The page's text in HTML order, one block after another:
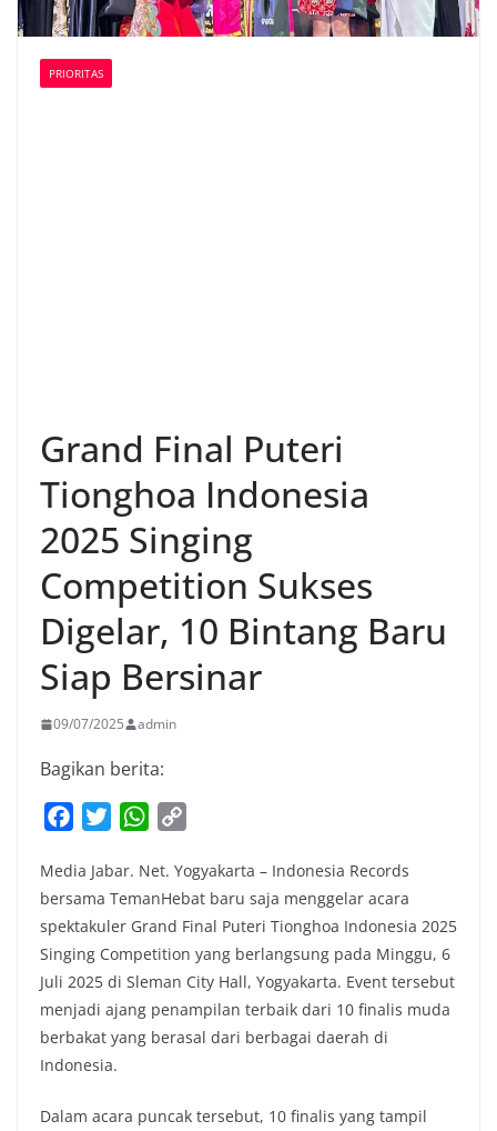
PRIORITAS
Grand Final Puteri
Tionghoa Indonesia
2025 Singing
Competition Sukses
Digelar, 10 Bintang Baru
Siap Bersinar
09/07/2025 admin
Bagikan berita:
c
e
b
o
o
k
i
t
t
e
r
W
a
t
s
A
p
p
p
y
L
i
n
k
Media Jabar. Net. Yogyakarta – Indonesia Records
bersama TemanHebat baru saja menggelar acara
spektakuler Grand Final Puteri Tionghoa Indonesia 2025
Singing Competition yang berlangsung pada Minggu, 6
Juli 2025 di Sleman City Hall, Yogyakarta. Event tersebut
menjadi ajang penampilan terbaik dari 10 finalis muda
berbakat yang berasal dari berbagai daerah di
Indonesia.
Dalam acara puncak tersebut, 10 finalis yang tampil